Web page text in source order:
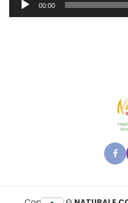
00:00